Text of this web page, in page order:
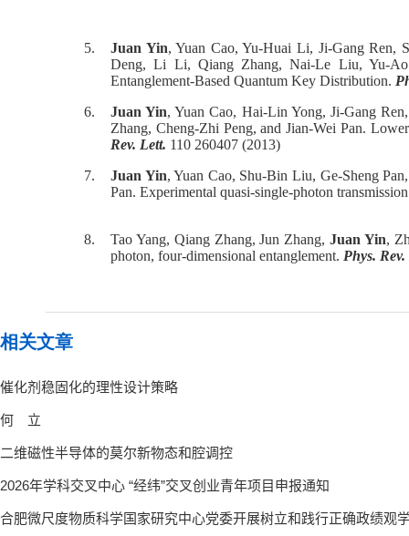
5. Juan Yin, Yuan Cao, Yu-Huai Li, Ji-Gang
Deng, Li Li, Qiang Zhang, Nai-Le Liu, Yu-Ao
Entanglement-Based Quantum Key Distribution.
6.
Juan Yin, Yuan Cao, Hai-Lin Yong, Ji-Gang
Zhang, Cheng-Zhi Peng, and Jian-Wei Pan.
Rev. Lett. 110 260407 (2013)
7.
Juan Yin, Yuan Cao, Shu-Bin Liu, Ge-Sheng
Pan. Experimental quasi-single-photon
8. Tao Yang, Qiang Zhang, Jun Zhang,Juan Yin,
photon, four-dimensional entanglement. Phys.
相关文章